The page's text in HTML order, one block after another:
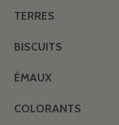
TERRES
BISCUITS
ÉMAUX
COLORANTS